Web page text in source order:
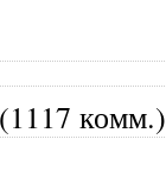
комм.)